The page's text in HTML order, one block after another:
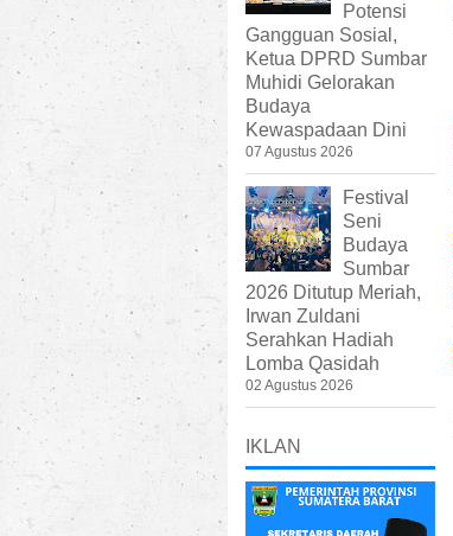
Potensi
Gangguan Sosial,
Ketua DPRD Sumbar
Muhidi Gelorakan
Budaya
Kewaspadaan Dini
07 Agustus 2026
Festival
Seni
Budaya
Sumbar
2026 Ditutup Meriah,
Irwan Zuldani
Serahkan Hadiah
Lomba Qasidah
02 Agustus 2026
IKLAN